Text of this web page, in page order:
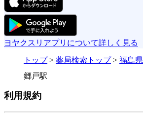
ヨヤクスリアプリについて詳しく見る
トップ> 薬局検索トップ> 福島県
郷戸駅
利用規約